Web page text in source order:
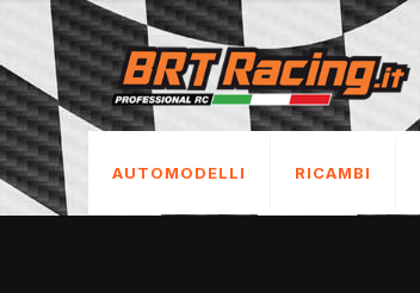
AUTOMODELLI RICAMBI